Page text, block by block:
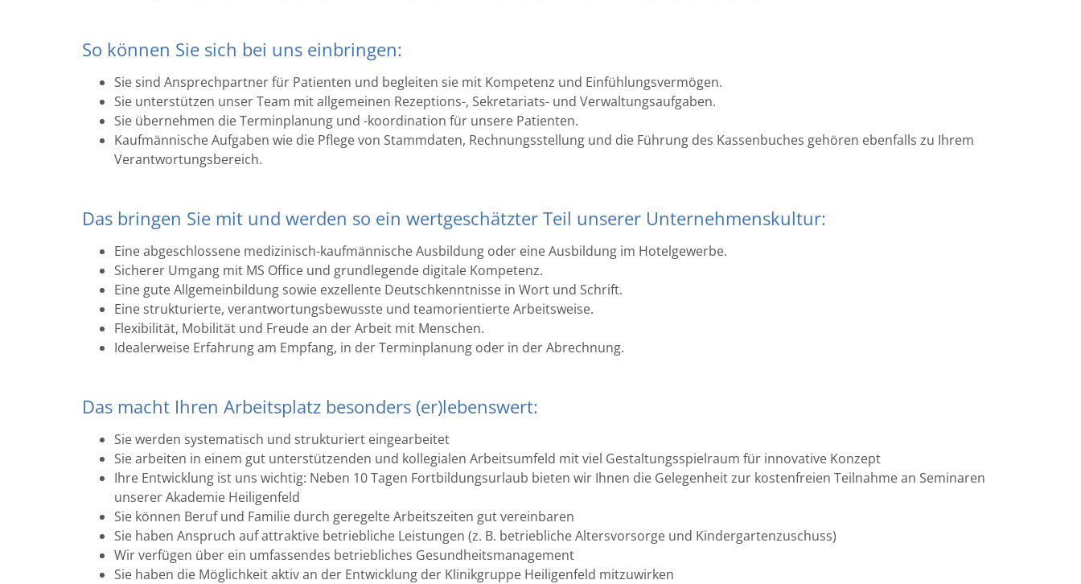
So können Sie sich bei uns einbringen:
Sie sind Ansprechpartner für Patienten und begleiten sie mit Kompetenz und Einfühlungsvermögen.
Sie unterstützen unser Team mit allgemeinen Rezeptions-, Sekretariats- und Verwaltungsaufgaben.
Sie übernehmen die Terminplanung und -koordination für unsere Patienten.
Kaufmännische Aufgaben wie die Pflege von Stammdaten, Rechnungsstellung und die Führung des Kassenbuches gehören ebenfalls zu Ihrem
Verantwortungsbereich.
Das bringen Sie mit und werden so ein wertgeschätzter Teil unserer Unternehmenskultur:
Eine abgeschlossene medizinisch-kaufmännische Ausbildung oder eine Ausbildung im Hotelgewerbe.
Sicherer Umgang mit MS Office und grundlegende digitale Kompetenz.
Eine gute Allgemeinbildung sowie exzellente Deutschkenntnisse in Wort und Schrift.
Eine strukturierte, verantwortungsbewusste und teamorientierte Arbeitsweise.
Flexibilität, Mobilität und Freude an der Arbeit mit Menschen.
Idealerweise Erfahrung am Empfang, in der Terminplanung oder in der Abrechnung.
Das macht Ihren Arbeitsplatz besonders (er)lebenswert:
Sie werden systematisch und strukturiert eingearbeitet
Sie arbeiten in einem gut unterstützenden und kollegialen Arbeitsumfeld mit viel Gestaltungsspielraum für innovative Konzept
Ihre Entwicklung ist uns wichtig: Neben 10 Tagen Fortbildungsurlaub bieten wir Ihnen die Gelegenheit zur kostenfreien Teilnahme an Seminaren
unserer Akademie Heiligenfeld
Sie können Beruf und Familie durch geregelte Arbeitszeiten gut vereinbaren
Sie haben Anspruch auf attraktive betriebliche Leistungen (z. B. betriebliche Altersvorsorge und Kindergartenzuschuss)
Wir verfügen über ein umfassendes betriebliches Gesundheitsmanagement
Sie haben die Möglichkeit aktiv an der Entwicklung der Klinikgruppe Heiligenfeld mitzuwirken